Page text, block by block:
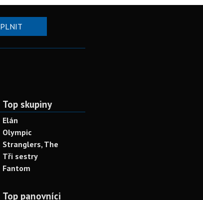
Top skupiny
Elán
Olympic
Stranglers, The
Tři sestry
Fantom
Top panovníci